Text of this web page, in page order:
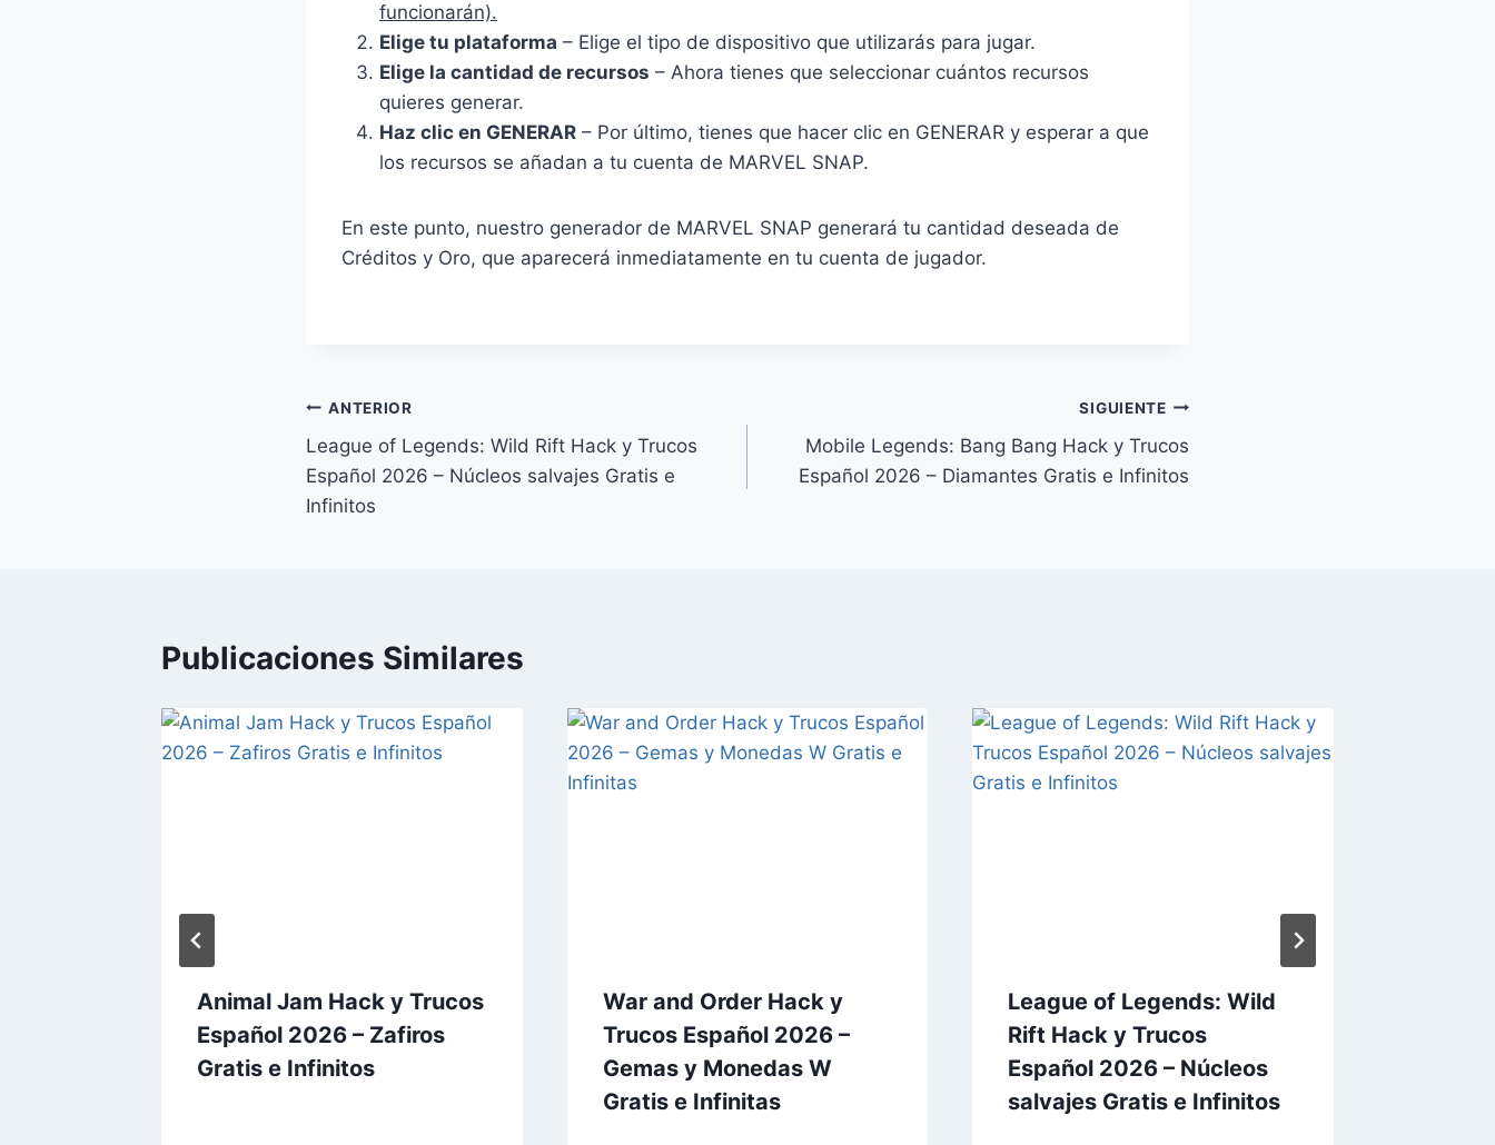
funcionarán).
Elige tu plataforma – Elige el tipo de dispositivo que utilizarás para jugar.
Elige la cantidad de recursos – Ahora tienes que seleccionar cuántos recursos
quieres generar.
Haz clic en GENERAR – Por último, tienes que hacer clic en GENERAR y esperar a que
los recursos se añadan a tu cuenta de MARVEL SNAP.
En este punto, nuestro generador de MARVEL SNAP generará tu cantidad deseada de
Créditos y Oro, que aparecerá inmediatamente en tu cuenta de jugador.
Navegación
de
entradas
ANTERIOR
League of Legends: Wild Rift Hack y Trucos
Español 2026 – Núcleos salvajes Gratis e
Infinitos
SIGUIENTE
Mobile Legends: Bang Bang Hack y Trucos
Español 2026 – Diamantes Gratis e Infinitos
Publicaciones Similares
Animal Jam Hack y Trucos
Español 2026 – Zafiros
Gratis e Infinitos
War and Order Hack y
Trucos Español 2026 –
Gemas y Monedas W
Gratis e Infinitas
League of Legends: Wild
Rift Hack y Trucos
Español 2026 – Núcleos
salvajes Gratis e Infinitos